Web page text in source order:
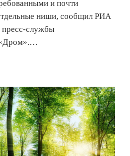
и почти
ниши, сообщил РИА
пресс-службы
«Дром».…